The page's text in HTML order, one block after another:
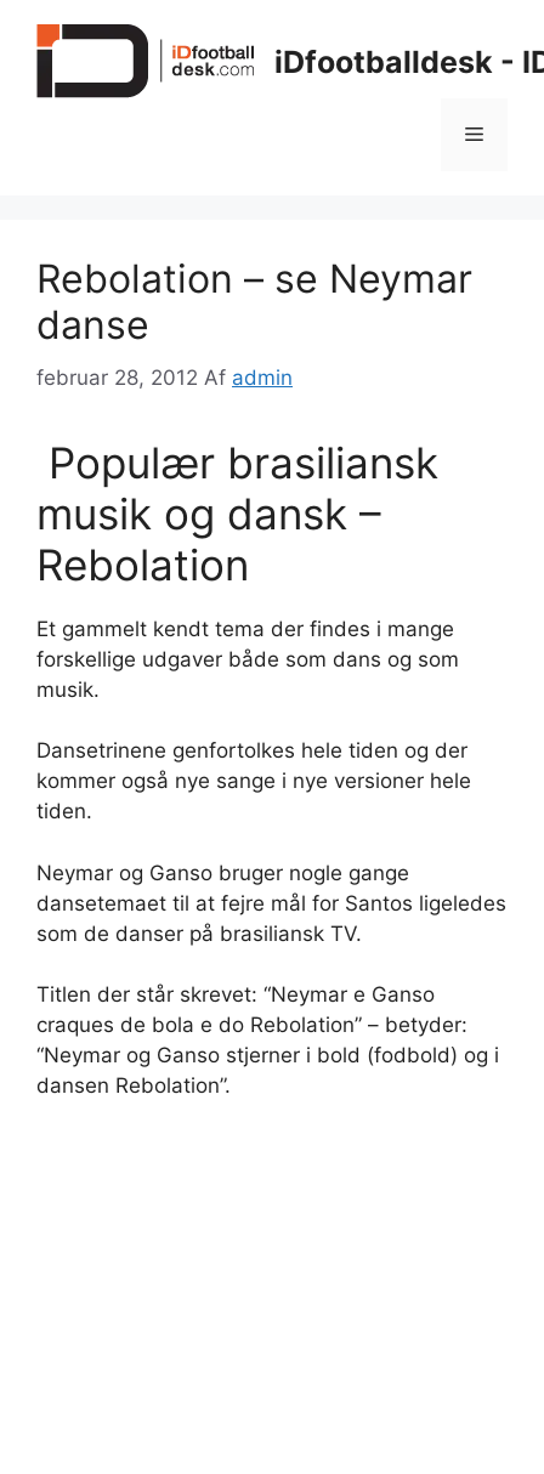
iDfootballdesk -
Menu
Rebolation – se Neymar
danse
februar 28, 2012 Af admin
Populær brasiliansk
musik og dansk –
Rebolation
Et gammelt kendt tema der findes i mange
forskellige udgaver både som dans og som
musik.
Dansetrinene genfortolkes hele tiden og der
kommer også nye sange i nye versioner hele
tiden.
Neymar og Ganso bruger nogle gange
dansetemaet til at fejre mål for Santos ligeledes
som de danser på brasiliansk TV.
Titlen der står skrevet: “Neymar e Ganso
craques de bola e do Rebolation” – betyder:
“Neymar og Ganso stjerner i bold (fodbold) og i
dansen Rebolation”.